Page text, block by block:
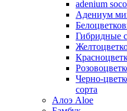
adenium
Адениум
Гибридные
Черно-
сорта
Алоэ Aloe